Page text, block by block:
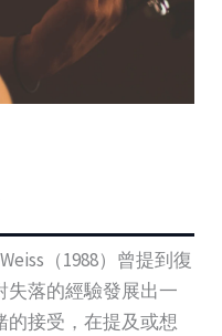
（1988）曾提到復
失落的經驗發展出一
的接受，在提及或想